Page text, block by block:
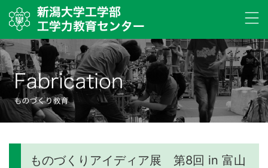
ものづくりアイディア展 第8回 in 富山